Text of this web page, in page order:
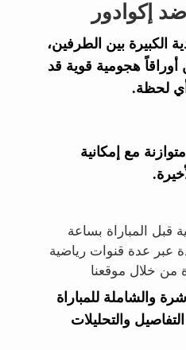
إكوادور
الكبيرة بين الطرفين،
أوراقاً هجومية قوية قد
أي لحظة.
مع إمكانية
قبل المباراة بساعة
عبر عدة قنوات رياضية
من خلال موقعنا
والشاملة للمباراة
والتحليلات